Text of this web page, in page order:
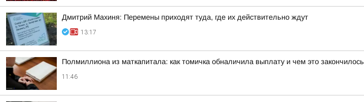
Дмитрий Махиня: Перемены приходят туда, где их действительно ждут
13:17
Полмиллиона из маткапитала: как томичка обналичила выплату и чем это закончилось
11:46